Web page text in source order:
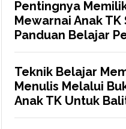
Pentingnya
Mewarnai Anak TK
Panduan Belajar
Teknik Belajar
Menulis Melalui
Anak TK Untuk